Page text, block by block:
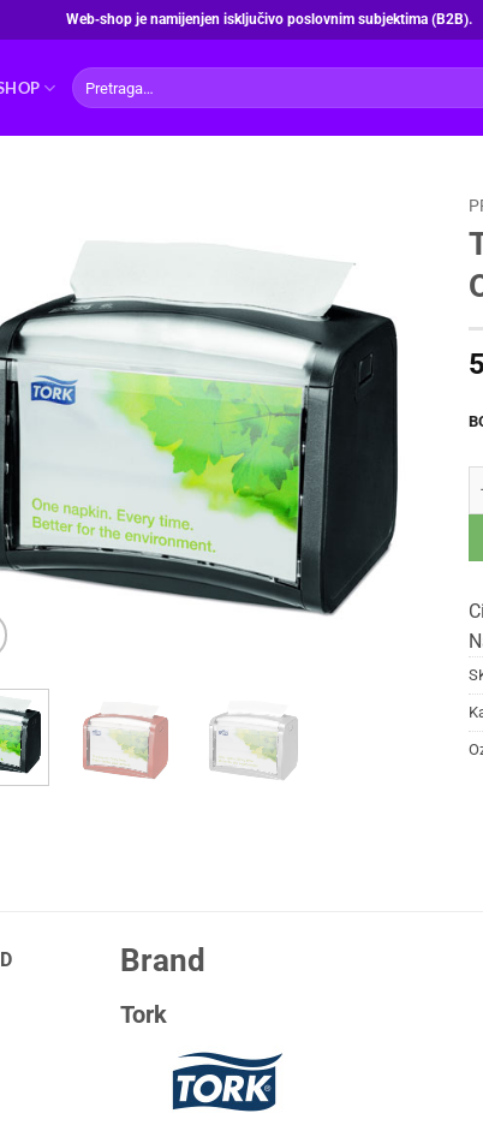
Web‑shop je namijenjen isključivo poslovnim subjektima (B2B).
Pretraži:
Brand
Tork